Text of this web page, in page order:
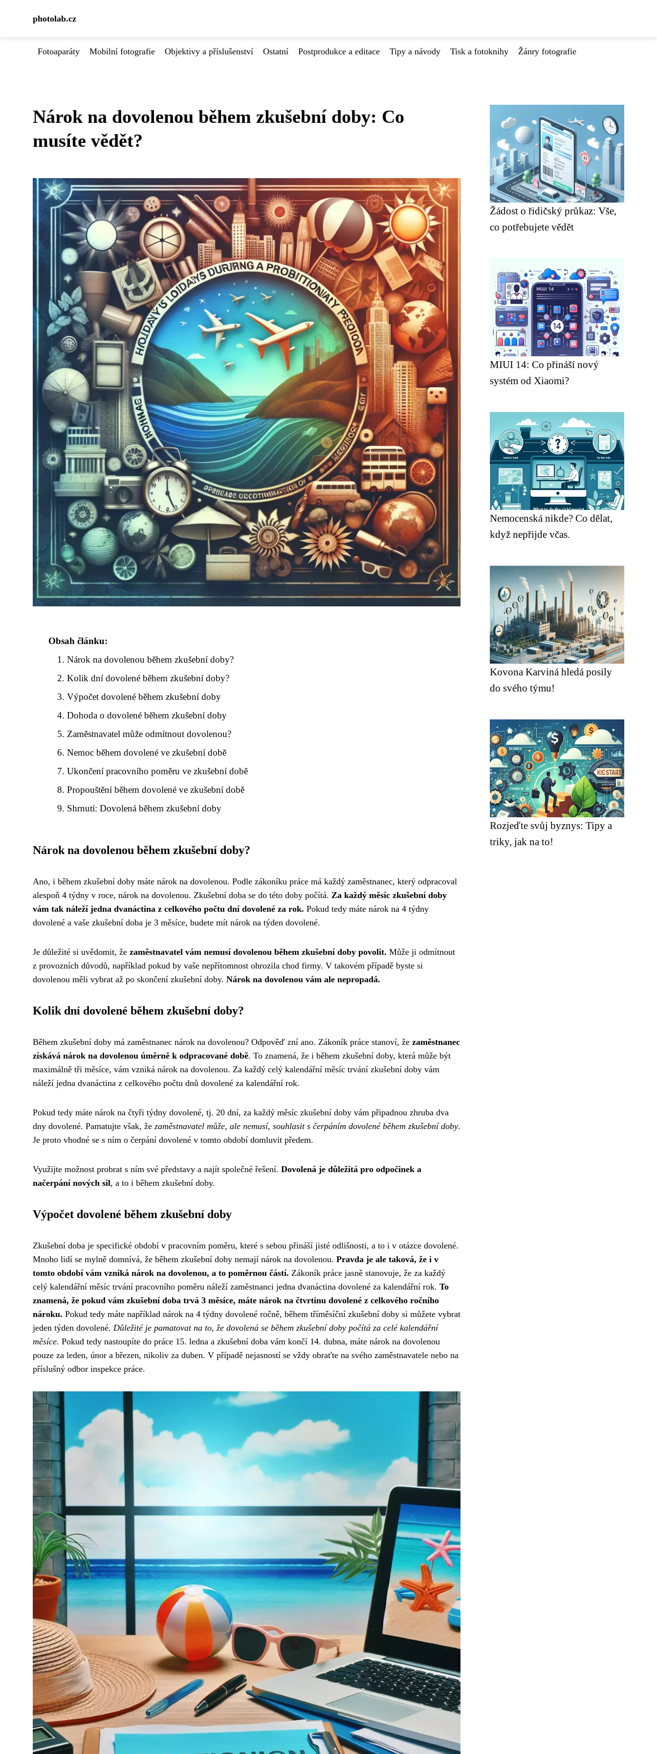
photolab.cz
Fotoaparáty Mobilní fotografie Objektivy a příslušenství Ostatní Postprodukce a editace Tipy a návody Tisk a fotoknihy Žánry fotografie
Nárok na dovolenou během zkušební doby: Co
musíte vědět?
Obsah článku:
Nárok na dovolenou během zkušební doby?
Kolik dní dovolené během zkušební doby?
Výpočet dovolené během zkušební doby
Dohoda o dovolené během zkušební doby
Zaměstnavatel může odmítnout dovolenou?
Nemoc během dovolené ve zkušební době
Ukončení pracovního poměru ve zkušební době
Propouštění během dovolené ve zkušební době
Shrnutí: Dovolená během zkušební doby
Nárok na dovolenou během zkušební doby?
Ano, i během zkušební doby máte nárok na dovolenou. Podle zákoníku práce má každý zaměstnanec, který odpracoval
alespoň 4 týdny v roce, nárok na dovolenou. Zkušební doba se do této doby počítá. Za každý měsíc zkušební doby
vám tak náleží jedna dvanáctina z celkového počtu dní dovolené za rok. Pokud tedy máte nárok na 4 týdny
dovolené a vaše zkušební doba je 3 měsíce, budete mít nárok na týden dovolené.
Je důležité si uvědomit, že zaměstnavatel vám nemusí dovolenou během zkušební doby povolit. Může ji odmítnout
z provozních důvodů, například pokud by vaše nepřítomnost ohrozila chod firmy. V takovém případě byste si
dovolenou měli vybrat až po skončení zkušební doby. Nárok na dovolenou vám ale nepropadá.
Kolik dní dovolené během zkušební doby?
Během zkušební doby má zaměstnanec nárok na dovolenou? Odpověď zní ano. Zákoník práce stanoví, že zaměstnanec
získává nárok na dovolenou úměrně k odpracované době. To znamená, že i během zkušební doby, která může být
maximálně tři měsíce, vám vzniká nárok na dovolenou. Za každý celý kalendářní měsíc trvání zkušební doby vám
náleží jedna dvanáctina z celkového počtu dnů dovolené za kalendářní rok.
Pokud tedy máte nárok na čtyři týdny dovolené, tj. 20 dní, za každý měsíc zkušební doby vám připadnou zhruba dva
dny dovolené. Pamatujte však, že zaměstnavatel může, ale nemusí, souhlasit s čerpáním dovolené během zkušební doby.
Je proto vhodné se s ním o čerpání dovolené v tomto období domluvit předem.
Využijte možnost probrat s ním své představy a najít společné řešení. Dovolená je důležitá pro odpočinek a
načerpání nových sil, a to i během zkušební doby.
Výpočet dovolené během zkušební doby
Zkušební doba je specifické období v pracovním poměru, které s sebou přináší jisté odlišnosti, a to i v otázce dovolené.
Mnoho lidí se mylně domnívá, že během zkušební doby nemají nárok na dovolenou. Pravda je ale taková, že i v
tomto období vám vzniká nárok na dovolenou, a to poměrnou částí. Zákoník práce jasně stanovuje, že za každý
celý kalendářní měsíc trvání pracovního poměru náleží zaměstnanci jedna dvanáctina dovolené za kalendářní rok. To
znamená, že pokud vám zkušební doba trvá 3 měsíce, máte nárok na čtvrtinu dovolené z celkového ročního
nároku. Pokud tedy máte například nárok na 4 týdny dovolené ročně, během tříměsíční zkušební doby si můžete vybrat
jeden týden dovolené. Důležité je pamatovat na to, že dovolená se během zkušební doby počítá za celé kalendářní
měsíce. Pokud tedy nastoupíte do práce 15. ledna a zkušební doba vám končí 14. dubna, máte nárok na dovolenou
pouze za leden, únor a březen, nikoliv za duben. V případě nejasností se vždy obraťte na svého zaměstnavatele nebo na
příslušný odbor inspekce práce.
Žádost o řidičský průkaz: Vše,
co potřebujete vědět
MIUI 14: Co přináší nový
systém od Xiaomi?
Nemocenská nikde? Co dělat,
když nepřijde včas.
Kovona Karviná hledá posily
do svého týmu!
Rozjeďte svůj byznys: Tipy a
triky, jak na to!